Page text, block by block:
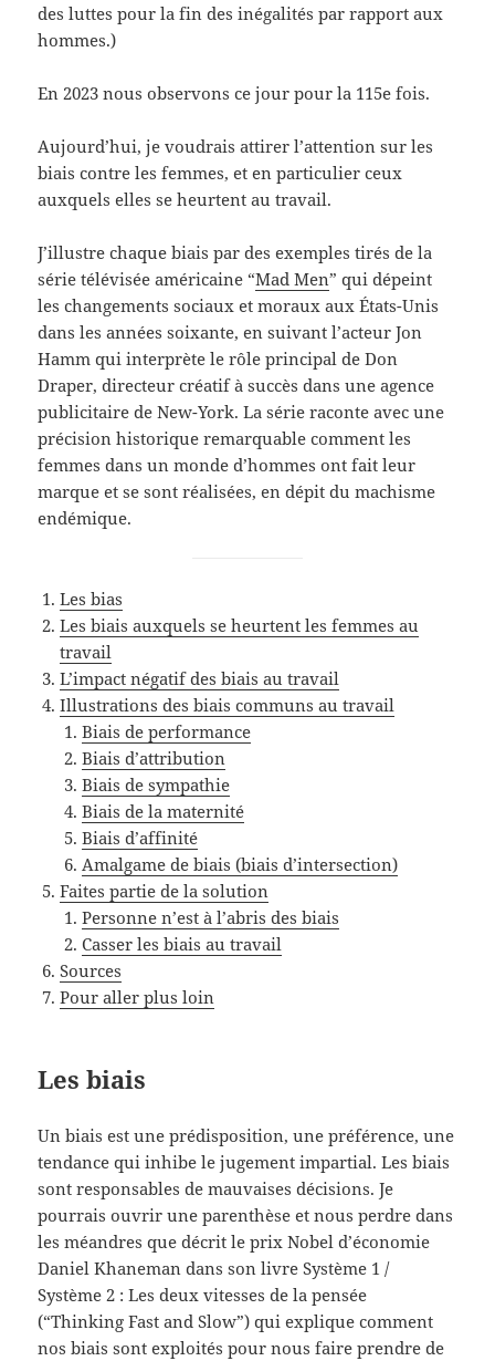
des luttes pour la fin des inégalités par rapport aux
hommes.)
En 2023 nous observons ce jour pour la 115e fois.
Aujourd’hui, je voudrais attirer l’attention sur les
biais contre les femmes, et en particulier ceux
auxquels elles se heurtent au travail.
J’illustre chaque biais par des exemples tirés de la
série télévisée américaine “Mad Men” qui dépeint
les changements sociaux et moraux aux États-Unis
dans les années soixante, en suivant l’acteur Jon
Hamm qui interprète le rôle principal de Don
Draper, directeur créatif à succès dans une agence
publicitaire de New-York. La série raconte avec une
précision historique remarquable comment les
femmes dans un monde d’hommes ont fait leur
marque et se sont réalisées, en dépit du machisme
endémique.
Les bias
Les biais auxquels se heurtent les femmes au
travail
L’impact négatif des biais au travail
Illustrations des biais communs au travail
Biais de performance
Biais d’attribution
Biais de sympathie
Biais de la maternité
Biais d’affinité
Amalgame de biais (biais d’intersection)
Faites partie de la solution
Personne n’est à l’abris des biais
Casser les biais au travail
Sources
Pour aller plus loin
Les biais
Un biais est une prédisposition, une préférence, une
tendance qui inhibe le jugement impartial. Les biais
sont responsables de mauvaises décisions. Je
pourrais ouvrir une parenthèse et nous perdre dans
les méandres que décrit le prix Nobel d’économie
Daniel Khaneman dans son livre Système 1 /
Système 2 : Les deux vitesses de la pensée
(“Thinking Fast and Slow”) qui explique comment
nos biais sont exploités pour nous faire prendre de